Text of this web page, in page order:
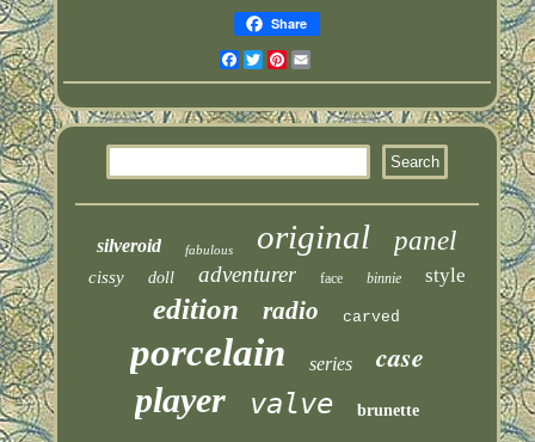
Share
Facebook
TwitterPinterest
silveroid fabulous original panel
cissy doll adventurer face binnie style
edition radio carved
porcelain series case
player valve brunette